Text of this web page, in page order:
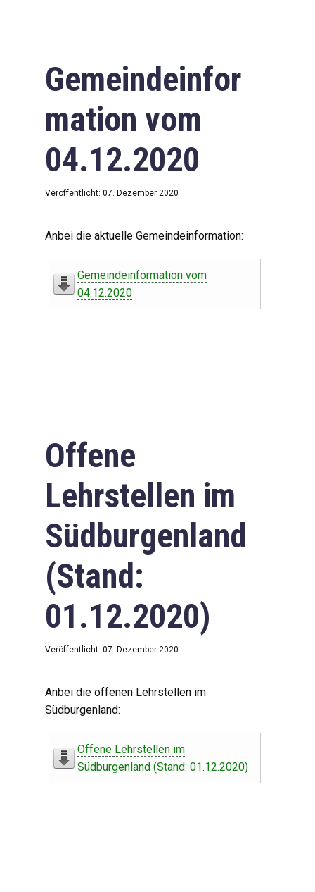
Gemeindeinfor
mation vom
04.12.2020
Veröffentlicht: 07. Dezember 2020
Anbei die aktuelle Gemeindeinformation:
Gemeindeinformation vom
04.12.2020
Offene
Lehrstellen im
Südburgenland
(Stand:
01.12.2020)
Veröffentlicht: 07. Dezember 2020
Anbei die offenen Lehrstellen im
Südburgenland:
Offene Lehrstellen im
Südburgenland (Stand: 01.12.2020)